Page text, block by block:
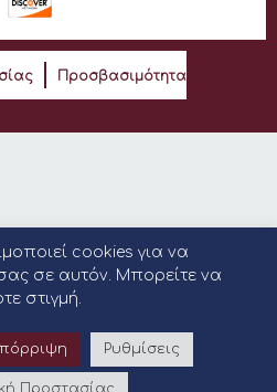
Προσβασιμότητα
cookies για να
σε αυτόν. Μπορείτε να
στιγμή.
Ρυθμίσεις
Προστασίας